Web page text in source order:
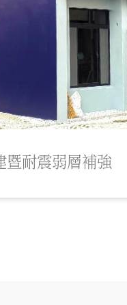
暨耐震弱層補強